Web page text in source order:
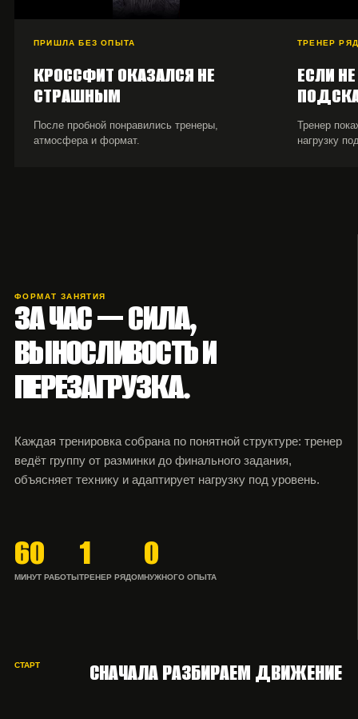
ПРИШЛА БЕЗ ОПЫТА
КРОССФИТ ОКАЗАЛСЯ НЕ
СТРАШНЫМ
После пробной понравились тренеры,
атмосфера и формат.
ТРЕНЕР
ЕСЛИ
Тренер
нагрузку
ФОРМАТ ЗАНЯТИЯ
ЗА ЧАС — СИЛА,
ВЫНОСЛИВОСТЬ И
ПЕРЕЗАГРУЗКА.
Каждая тренировка собрана по понятной структуре: тренер
ведёт группу от разминки до финального задания,
объясняет технику и адаптирует нагрузку под уровень.
60
МИНУТ РАБОТЫ
1
ТРЕНЕР РЯДОМ
0
НУЖНОГО ОПЫТА
СТАРТ СНАЧАЛА РАЗБИРАЕМ ДВИЖЕНИЕ